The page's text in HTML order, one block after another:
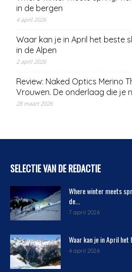
in de bergen
4 april 2026
Waar kan je in April het beste
in de Alpen
2 april 2026
Review: Naked Optics Merino
Vrouwen. De onderlaag die je
28 maart 2026
SELECTIE VAN DE REDACTIE
Where winter meets
de...
7 april 2026
Waar kan je in April het
4 april 2026